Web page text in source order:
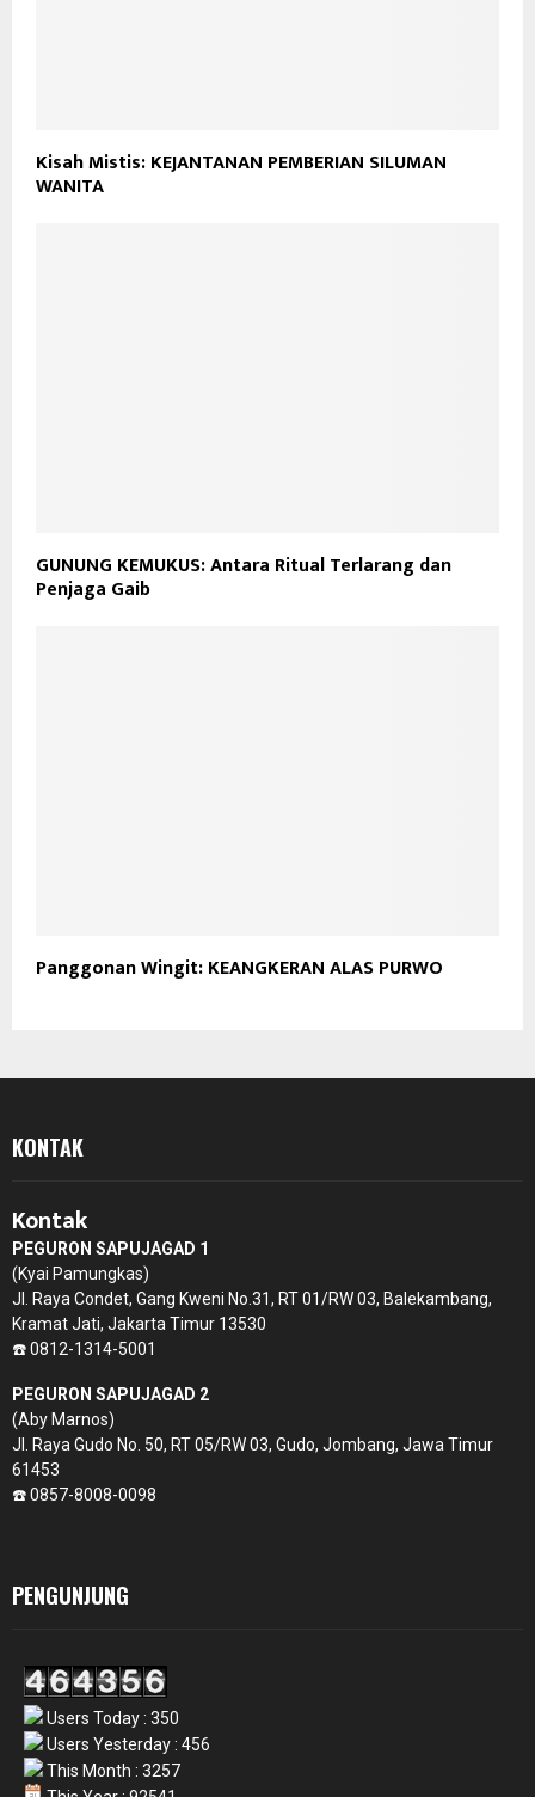
Kisah Mistis: KEJANTANAN PEMBERIAN SILUMAN
WANITA
GUNUNG KEMUKUS: Antara Ritual Terlarang dan
Penjaga Gaib
Panggonan Wingit: KEANGKERAN ALAS PURWO
KONTAK
Kontak
PEGURON SAPUJAGAD 1
(Kyai Pamungkas)
Jl. Raya Condet, Gang Kweni No.31, RT 01/RW 03, Balekambang,
Kramat Jati, Jakarta Timur 13530
☎️ 0812-1314-5001
PEGURON SAPUJAGAD 2
(Aby Marnos)
Jl. Raya Gudo No. 50, RT 05/RW 03, Gudo, Jombang, Jawa Timur
61453
☎️ 0857-8008-0098
PENGUNJUNG
Users Today : 350
Users Yesterday : 456
This Month : 3257